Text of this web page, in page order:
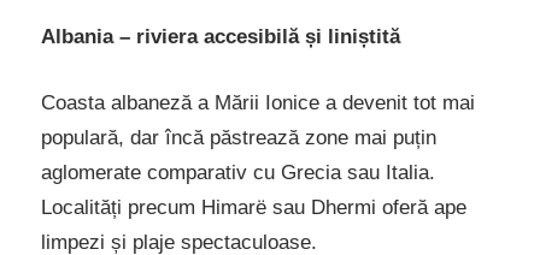
Albania – riviera accesibilă și liniștită
Coasta albaneză a Mării Ionice a devenit tot mai
populară, dar încă păstrează zone mai puțin
aglomerate comparativ cu Grecia sau Italia.
Localități precum Himarë sau Dhermi oferă ape
limpezi și plaje spectaculoase.